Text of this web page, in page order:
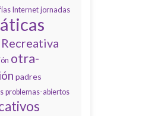
Internet jornadas
otra-
padres
problemas-abiertos